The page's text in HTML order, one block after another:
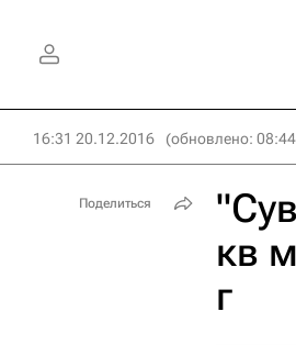
16:31 20.12.2016 (обновлено:
кв
г
Поделиться